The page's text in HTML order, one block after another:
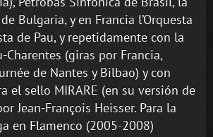
Bulgaria, y en Francia l’Orquesta
de Pau, y repetidamente con la
Charentes (giras por Francia,
de Nantes y Bilbao) y con
el sello MIRARE (en su versión de
Jean-François Heisser. Para la
en Flamenco (2005-2008)